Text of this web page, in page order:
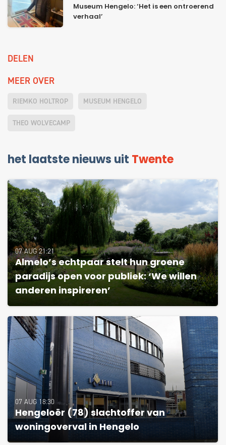
Museum Hengelo: ‘Het is een ontroerend
verhaal’
DELEN
MEER OVER
RIEMKO HOLTROP MUSEUM HENGELO
THEO WOLVECAMP
het laatste nieuws uit Twente
07 AUG 21:21
Almelo’s echtpaar stelt hun groene
paradijs open voor publiek: ‘We willen
anderen inspireren’
07 AUG 18:30
Hengeloër (78) slachtoffer van
woningoverval in Hengelo